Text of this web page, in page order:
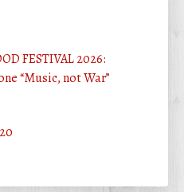
FESTIVAL 2026:
“Music, not War”